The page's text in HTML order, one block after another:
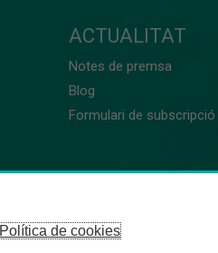
ACTUALITAT
Notes de premsa
Blog
Formulari de subscripció
Política de cookies